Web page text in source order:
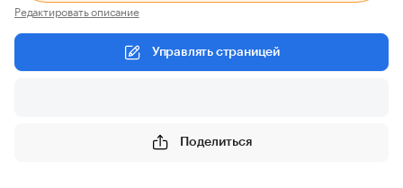
Редактировать описание
Управлять страницей
Поделиться